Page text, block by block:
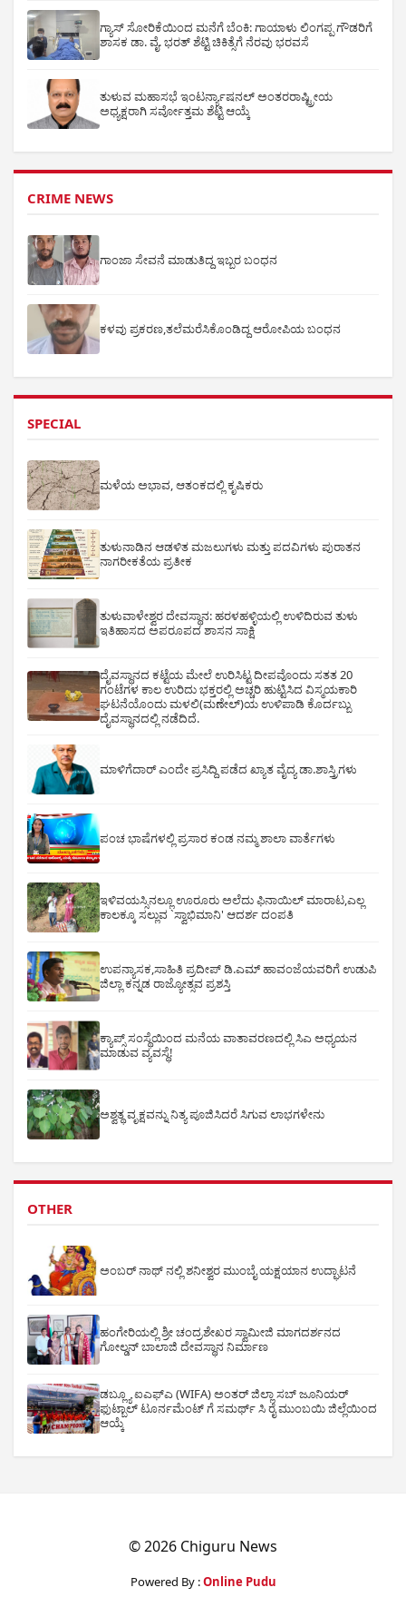
ಗ್ಯಾಸ್ ಸೋರಿಕೆಯಿಂದ ಮನೆಗೆ ಬೆಂಕಿ: ಗಾಯಾಳು ಲಿಂಗಪ್ಪ ಗೌಡರಿಗೆ
ಶಾಸಕ ಡಾ. ವೈ. ಭರತ್ ಶೆಟ್ಟಿ ಚಿಕಿತ್ಸೆಗೆ ನೆರವು ಭರವಸೆ
ತುಳುವ ಮಹಾಸಭೆ ಇಂಟರ್ನ್ಯಾಷನಲ್ ಅಂತರರಾಷ್ಟ್ರೀಯ
ಅಧ್ಯಕ್ಷರಾಗಿ ಸರ್ವೋತ್ತಮ ಶೆಟ್ಟಿ ಆಯ್ಕೆ
CRIME NEWS
ಗಾಂಜಾ ಸೇವನೆ ಮಾಡುತಿದ್ದ ಇಬ್ಬರ ಬಂಧನ
ಕಳವು ಪ್ರಕರಣ,ತಲೆಮರೆಸಿಕೊಂಡಿದ್ದ ಆರೋಪಿಯ ಬಂಧನ
SPECIAL
ಮಳೆಯ ಅಭಾವ, ಆತಂಕದಲ್ಲಿ ಕೃಷಿಕರು
ತುಳುನಾಡಿನ ಆಡಳಿತ ಮಜಲುಗಳು ಮತ್ತು ಪದವಿಗಳು ಪುರಾತನ
ನಾಗರೀಕತೆಯ ಪ್ರತೀಕ
ತುಳುವಾಳೇಶ್ವರ ದೇವಸ್ಥಾನ: ಹರಳಹಳ್ಳಿಯಲ್ಲಿ ಉಳಿದಿರುವ ತುಳು
ಇತಿಹಾಸದ ಅಪರೂಪದ ಶಾಸನ ಸಾಕ್ಷಿ
ದೈವಸ್ಥಾನದ ಕಟ್ಟೆಯ ಮೇಲೆ ಉರಿಸಿಟ್ಟ ದೀಪವೊಂದು ಸತತ 20
ಗಂಟೆಗಳ ಕಾಲ ಉರಿದು ಭಕ್ತರಲ್ಲಿ ಅಚ್ಚರಿ ಹುಟ್ಟಿಸಿದ ವಿಸ್ಮಯಕಾರಿ
ಘಟನೆಯೊಂದು ಮಳಲಿ(ಮಣೇಲ್)ಯ ಉಳಿಪಾಡಿ ಕೊರ್ದಬ್ಬು
ದೈವಸ್ಥಾನದಲ್ಲಿ ನಡೆದಿದೆ.
ಮಾಳಿಗೆದಾರ್ ಎಂದೇ ಪ್ರಸಿದ್ದಿ ಪಡೆದ ಖ್ಯಾತ ವೈದ್ಯ ಡಾ.ಶಾಸ್ತ್ರಿಗಳು
ಪಂಚ ಭಾಷೆಗಳಲ್ಲಿ ಪ್ರಸಾರ ಕಂಡ ನಮ್ಮ ಶಾಲಾ ವಾರ್ತೆಗಳು
ಇಳಿವಯಸ್ಸಿನಲ್ಲೂ ಊರೂರು ಅಲೆದು ಫಿನಾಯಿಲ್ ಮಾರಾಟ,ಎಲ್ಲ
ಕಾಲಕ್ಕೂ ಸಲ್ಲುವ `ಸ್ವಾಭಿಮಾನಿ' ಆದರ್ಶ ದಂಪತಿ
ಉಪನ್ಯಾಸಕ,ಸಾಹಿತಿ ಪ್ರದೀಪ್ ಡಿ.ಎಮ್ ಹಾವಂಜೆಯವರಿಗೆ ಉಡುಪಿ
ಜಿಲ್ಲಾ ಕನ್ನಡ ರಾಜ್ಯೋತ್ಸವ ಪ್ರಶಸ್ತಿ
ಕ್ಯಾಪ್ಸ್ ಸಂಸ್ಥೆಯಿಂದ ಮನೆಯ ವಾತಾವರಣದಲ್ಲಿ ಸಿಎ ಅಧ್ಯಯನ
ಮಾಡುವ ವ್ಯವಸ್ಥೆ!
ಅಶ್ವತ್ಥ ವೃಕ್ಷವನ್ನು ನಿತ್ಯ ಪೂಜಿಸಿದರೆ ಸಿಗುವ ಲಾಭಗಳೇನು
OTHER
ಅಂಬರ್ ನಾಥ್ ನಲ್ಲಿ ಶನೀಶ್ವರ ಮುಂಬೈ ಯಕ್ಷಯಾನ ಉದ್ಘಾಟನೆ
ಹಂಗೇರಿಯಲ್ಲಿ ಶ್ರೀ ಚಂದ್ರಶೇಖರ ಸ್ವಾಮೀಜಿ ಮಾಗದರ್ಶನದ
ಗೋಲ್ಡನ್ ಬಾಲಾಜಿ ದೇವಸ್ಥಾನ ನಿರ್ಮಾಣ
ಡಬ್ಲ್ಯೂ ಐಎಫ್ಎ (WIFA) ಅಂತರ್ ಜಿಲ್ಲಾ ಸಬ್ ಜೂನಿಯರ್
ಫುಟ್ಬಾಲ್ ಟೂರ್ನಮೆಂಟ್ ಗೆ ಸಮರ್ಥ್ ಸಿ ರೈ ಮುಂಬಯಿ ಜಿಲ್ಲೆಯಿಂದ
ಆಯ್ಕೆ
© 2026 Chiguru News
Powered By :Online Pudu